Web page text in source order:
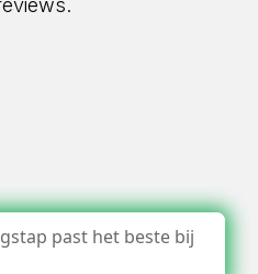
past het beste bij